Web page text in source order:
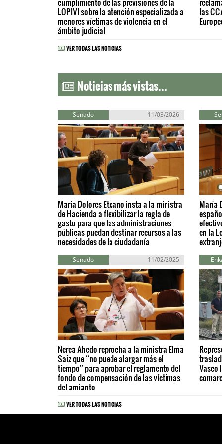
LOPIVI sobre la atención especializada a
menores víctimas de violencia en el
ámbito judicial
las
VER TODAS LAS NOTICIAS
Noticias más vistas...
Senado 11/03/2026
María Dolores Etxano insta a la ministra
de Hacienda a flexibilizar la regla de
gasto para que las administraciones
públicas puedan destinar recursos a las
necesidades de la ciudadanía
María
en la
Senado 11/02/2025
Nerea Ahedo reprocha a la ministra Elma
Saiz que “no puede alargar más el
tiempo” para aprobar el reglamento del
fondo de compensación de las víctimas
del amianto
Vasco
VER TODAS LAS NOTICIAS